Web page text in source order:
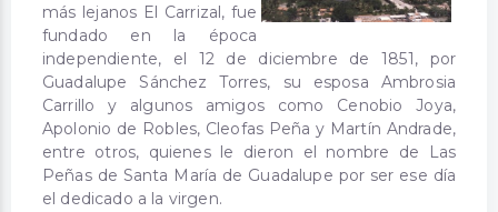
más lejanos El Carrizal, fue
fundado en la época
independiente, el 12 de diciembre de 1851, por
Guadalupe Sánchez Torres, su esposa Ambrosia
Carrillo y algunos amigos como Cenobio Joya,
Apolonio de Robles, Cleofas Peña y Martín Andrade,
entre otros, quienes le dieron el nombre de Las
Peñas de Santa María de Guadalupe por ser ese día
el dedicado a la virgen.